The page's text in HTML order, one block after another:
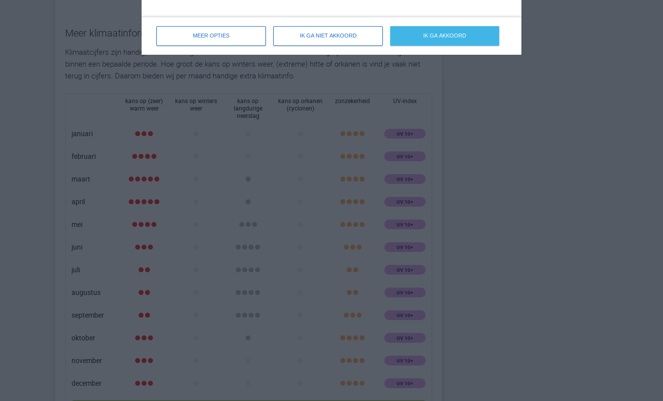
MEER OPTIES IK GA NIET AKKOORD IK GA AKKOORD
Meer klimaatinformatie
Klimaatcijfers zijn handig, maar bieden geen totaalbeeld van het klimaat en de mogelijke weersomstandigheden
binnen een bepaalde periode. Hoe groot de kans op winters weer, (extreme) hitte of orkanen is vind je vaak niet
terug in cijfers. Daarom bieden wij per maand handige extra klimaatinfo.
kans op (zeer)
warm weer
kans op winters
weer
kans op
langdurige
neerslag
kans op orkanen
(cyclonen)
zonzekerheid UV-index
januari UV 10+
februari UV 10+
maart UV 10+
april UV 10+
mei UV 10+
juni UV 10+
juli UV 10+
augustus UV 10+
september UV 10+
oktober UV 10+
november UV 10+
december UV 10+